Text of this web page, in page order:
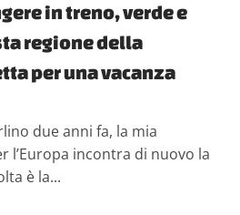
in treno, verde e
regione della
per una vacanza
due anni fa, la mia
l’Europa incontra di nuovo la
è la...